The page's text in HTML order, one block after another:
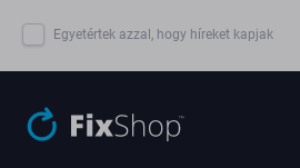
Egyetértek azzal, hogy híreket kapjak